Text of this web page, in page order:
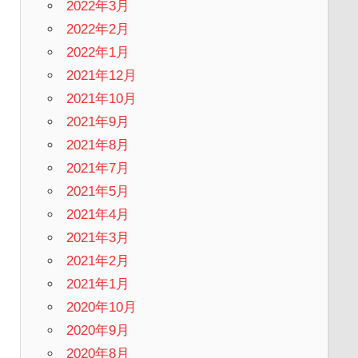
2022年3月
2022年2月
2022年1月
2021年12月
2021年10月
2021年9月
2021年8月
2021年7月
2021年5月
2021年4月
2021年3月
2021年2月
2021年1月
2020年10月
2020年9月
2020年8月